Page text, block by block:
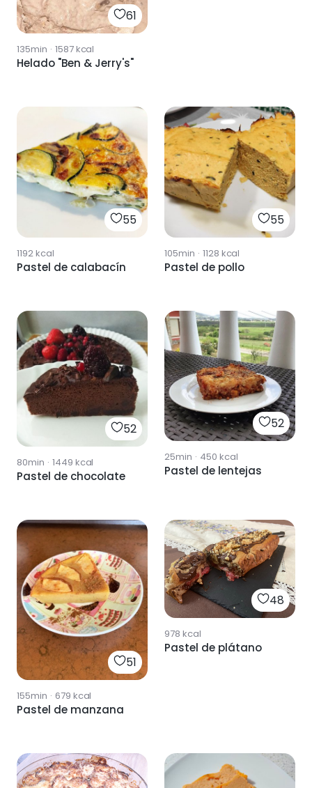
61
135min · 1587kcal
Helado "Ben & Jerry's"
55
1192kcal
Pastel de calabacín
55
105min · 1128 kcal
Pastel de pollo
52
80min · 1449 kcal
Pastel de chocolate
52
25min · 450 kcal
Pastel de lentejas
51
155min · 679 kcal
Pastel de manzana
48
978 kcal
Pastel de plátano